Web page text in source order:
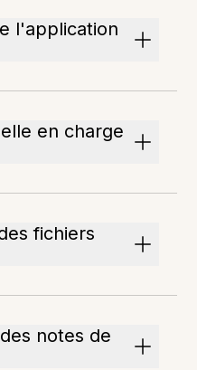
l'application
en charge
fichiers
notes de